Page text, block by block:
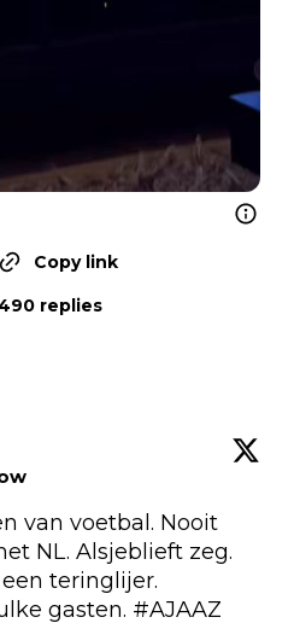
Copy link
replies
van voetbal. Nooit
NL. Alsjeblieft zeg.
teringlijer.
gasten. #AJAAZ